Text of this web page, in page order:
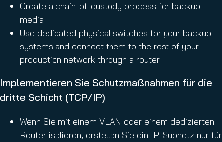
Create a chain-of-custody process for backup
media
Use dedicated physical switches for your backup
systems and connect them to the rest of your
production network through a router
Implementieren Sie Schutzmaßnahmen für die
dritte Schicht (TCP/IP)
Wenn Sie mit einem VLAN oder einem dedizierten
Router isolieren, erstellen Sie ein IP-Subnetz nur für